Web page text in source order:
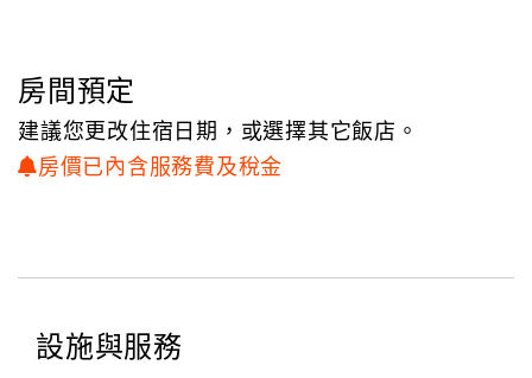
管
戶
客
房間預定
建議您更改住宿日期，或選擇其它飯店。
房價已內含服務費及稅金
設施與服務